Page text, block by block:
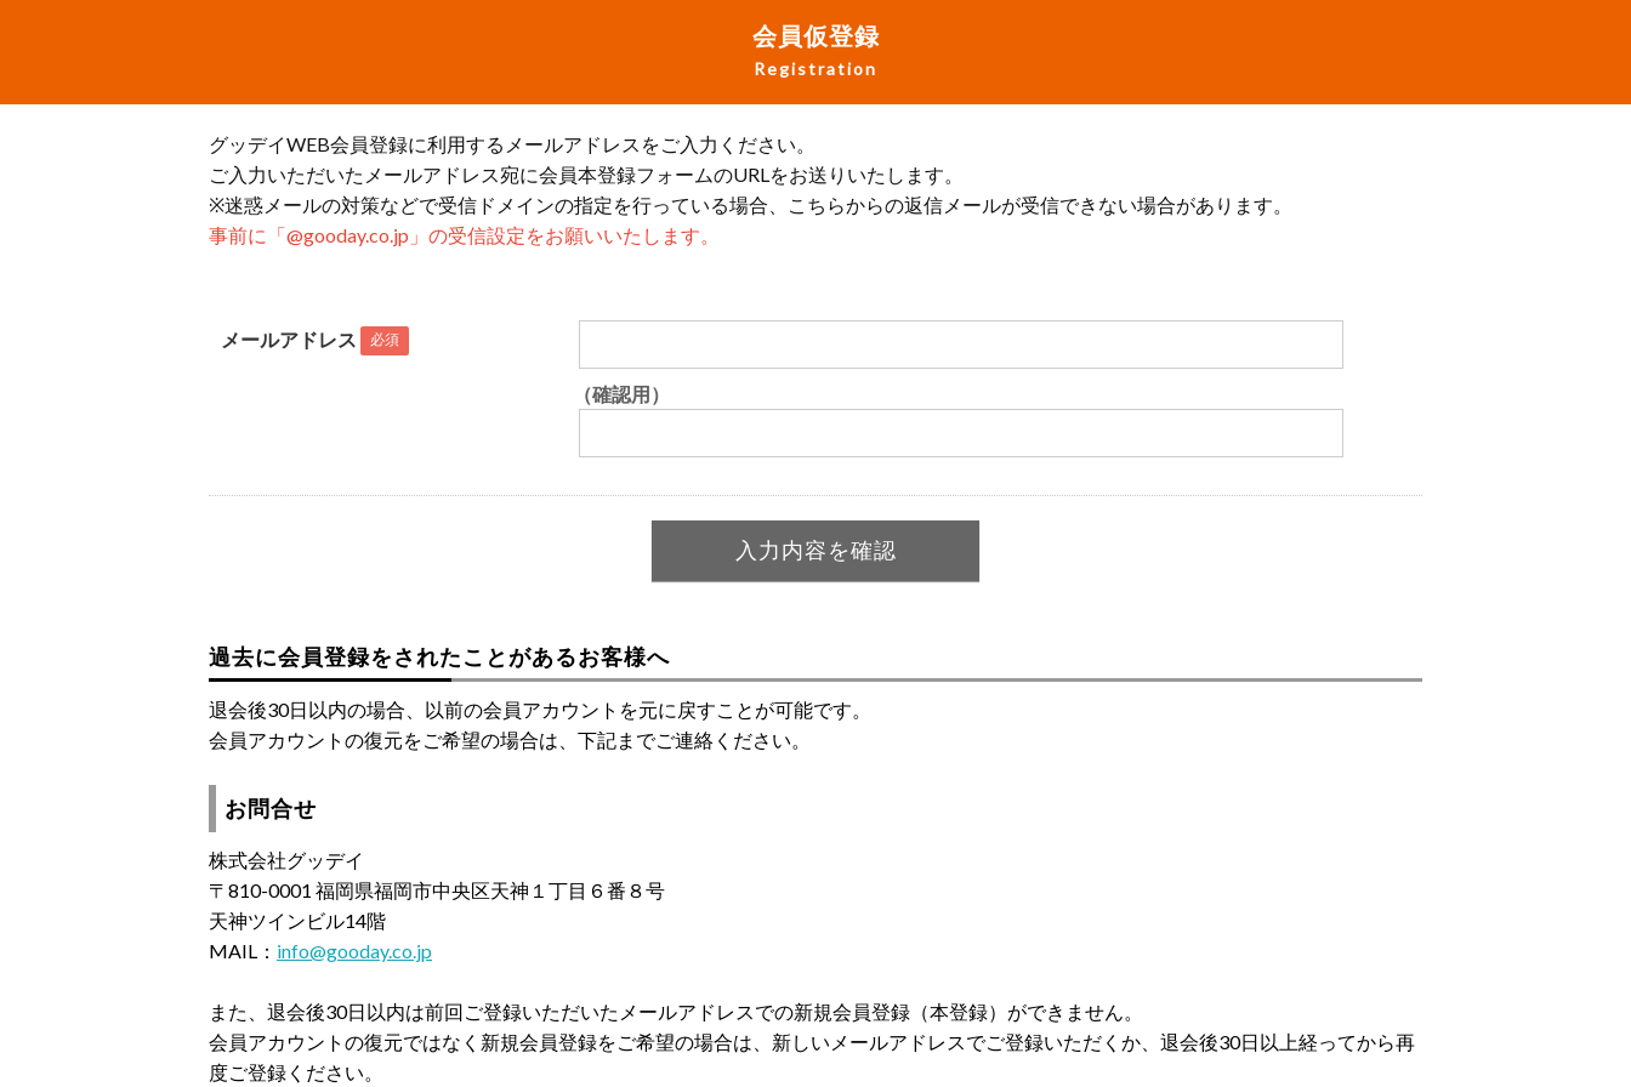
会員仮登録
Registration
グッデイWEB会員登録に利用するメールアドレスをご入力ください。
ご入力いただいたメールアドレス宛に会員本登録フォームのURLをお送りいたします。
※迷惑メールの対策などで受信ドメインの指定を行っている場合、こちらからの返信メールが受信できない場合があります。
事前に「@gooday.co.jp」の受信設定をお願いいたします。
メールアドレス 必須
（確認用）
過去に会員登録をされたことがあるお客様へ
退会後30日以内の場合、以前の会員アカウントを元に戻すことが可能です。
会員アカウントの復元をご希望の場合は、下記までご連絡ください。
お問合せ
株式会社グッデイ
〒810-0001 福岡県福岡市中央区天神１丁目６番８号
天神ツインビル14階
MAIL： info@gooday.co.jp
また、退会後30日以内は前回ご登録いただいたメールアドレスでの新規会員登録（本登録）ができません。
会員アカウントの復元ではなく新規会員登録をご希望の場合は、新しいメールアドレスでご登録いただくか、退会後30日以上経ってから再
度ご登録ください。